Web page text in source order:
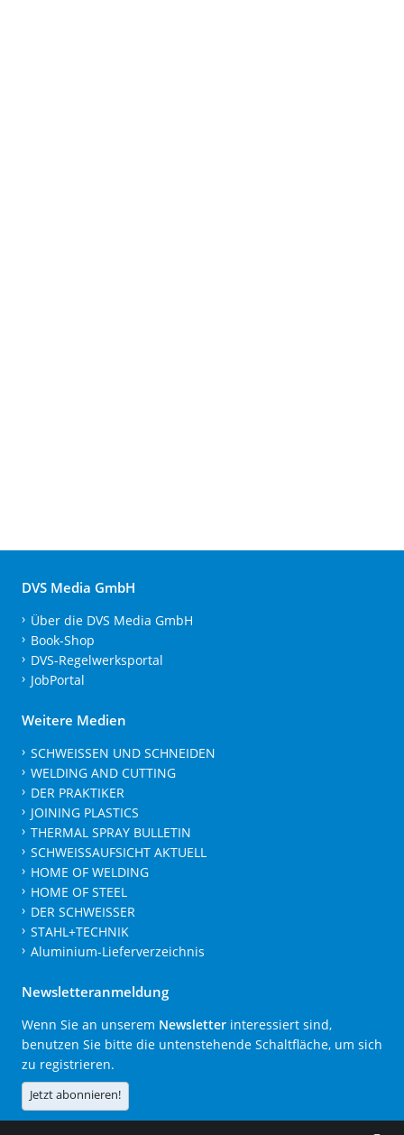
DVS Media GmbH
Über die DVS Media GmbH
Book-Shop
DVS-Regelwerksportal
JobPortal
Weitere Medien
SCHWEISSEN UND SCHNEIDEN
WELDING AND CUTTING
DER PRAKTIKER
JOINING PLASTICS
THERMAL SPRAY BULLETIN
SCHWEISSAUFSICHT AKTUELL
HOME OF WELDING
HOME OF STEEL
DER SCHWEISSER
STAHL+TECHNIK
Aluminium-Lieferverzeichnis
Newsletteranmeldung
Wenn Sie an unserem Newsletter interessiert sind,
benutzen Sie bitte die untenstehende Schaltfläche, um sich
zu registrieren.
Jetzt abonnieren!